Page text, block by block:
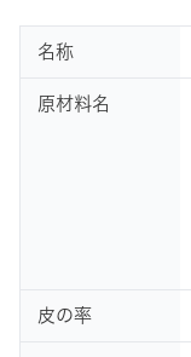
名称
原材料名
皮の率